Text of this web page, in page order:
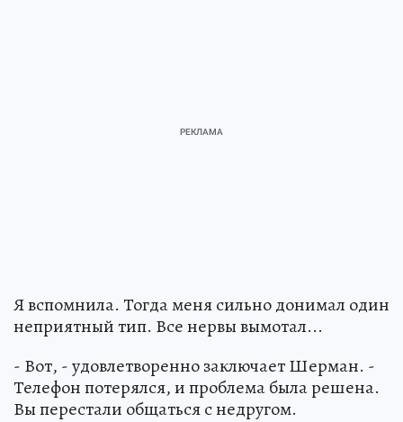
Я вспомнила. Тогда меня сильно донимал один
неприятный тип. Все нервы вымотал...
- Вот, - удовлетворенно заключает Шерман. -
Телефон потерялся, и проблема была решена.
Вы перестали общаться с недругом.